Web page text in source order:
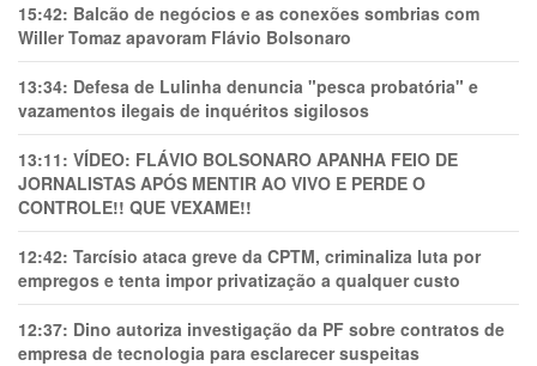
15:42: Balcão de negócios e as conexões sombrias com
Willer Tomaz apavoram Flávio Bolsonaro
13:34: Defesa de Lulinha denuncia "pesca probatória" e
vazamentos ilegais de inquéritos sigilosos
13:11: VÍDEO: FLÁVIO BOLSONARO APANHA FEIO DE
JORNALISTAS APÓS MENTIR AO VIVO E PERDE O
CONTROLE!! QUE VEXAME!!
12:42: Tarcísio ataca greve da CPTM, criminaliza luta por
empregos e tenta impor privatização a qualquer custo
12:37: Dino autoriza investigação da PF sobre contratos de
empresa de tecnologia para esclarecer suspeitas